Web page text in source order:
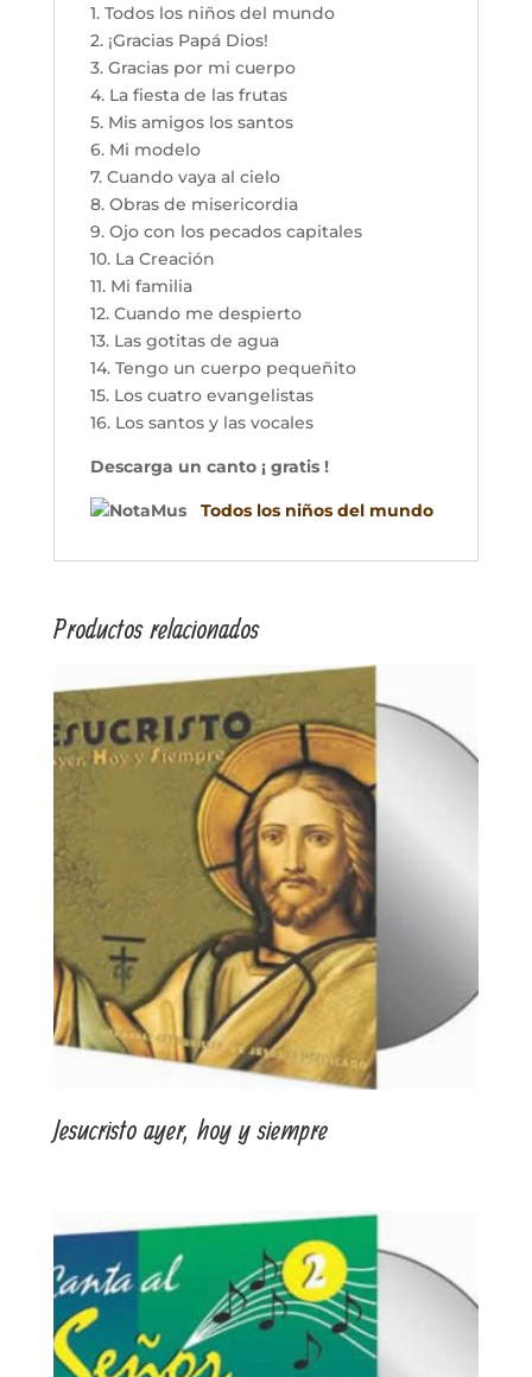
1. Todos los niños del mundo
2. ¡Gracias Papá Dios!
3. Gracias por mi cuerpo
4. La fiesta de las frutas
5. Mis amigos los santos
6. Mi modelo
7. Cuando vaya al cielo
8. Obras de misericordia
9. Ojo con los pecados capitales
10. La Creación
11. Mi familia
12. Cuando me despierto
13. Las gotitas de agua
14. Tengo un cuerpo pequeñito
15. Los cuatro evangelistas
16. Los santos y las vocales
Descarga un canto ¡ gratis !
Todos los niños del mundo
Productos relacionados
Jesucristo ayer, hoy y siempre